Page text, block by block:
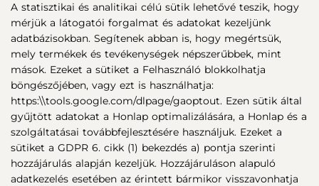
A statisztikai és analitikai célú sütik lehetővé teszik, hogy
mérjük a látogatói forgalmat és adatokat kezeljünk
adatbázisokban. Segítenek abban is, hogy megértsük,
mely termékek és tevékenységek népszerűbbek, mint
mások. Ezeket a sütiket a Felhasználó blokkolhatja
böngészőjében, vagy ezt is használhatja:
https:\\tools.google.com/dlpage/gaoptout. Ezen sütik által
gyűjtött adatokat a Honlap optimalizálására, a Honlap és a
szolgáltatásai továbbfejlesztésére használjuk. Ezeket a
sütiket a GDPR 6. cikk (1) bekezdés a) pontja szerinti
hozzájárulás alapján kezeljük. Hozzájáruláson alapuló
adatkezelés esetében az érintett bármikor visszavonhatja